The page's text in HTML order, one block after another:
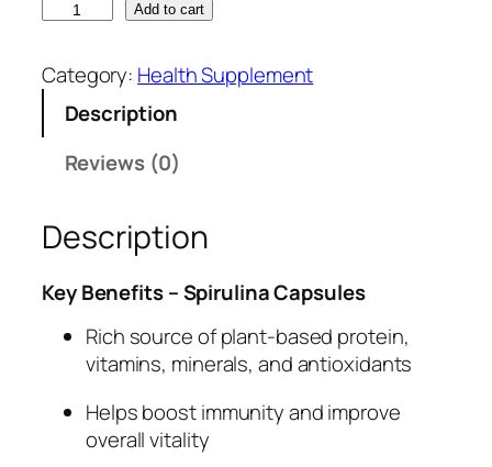
I
R
A
C
A
Add to cart
Category: Health Supplement
Description
Reviews (0)
Description
Key Benefits – Spirulina Capsules
Rich source of plant-based protein,
vitamins, minerals, and antioxidants
Helps boost immunity and improve
overall vitality